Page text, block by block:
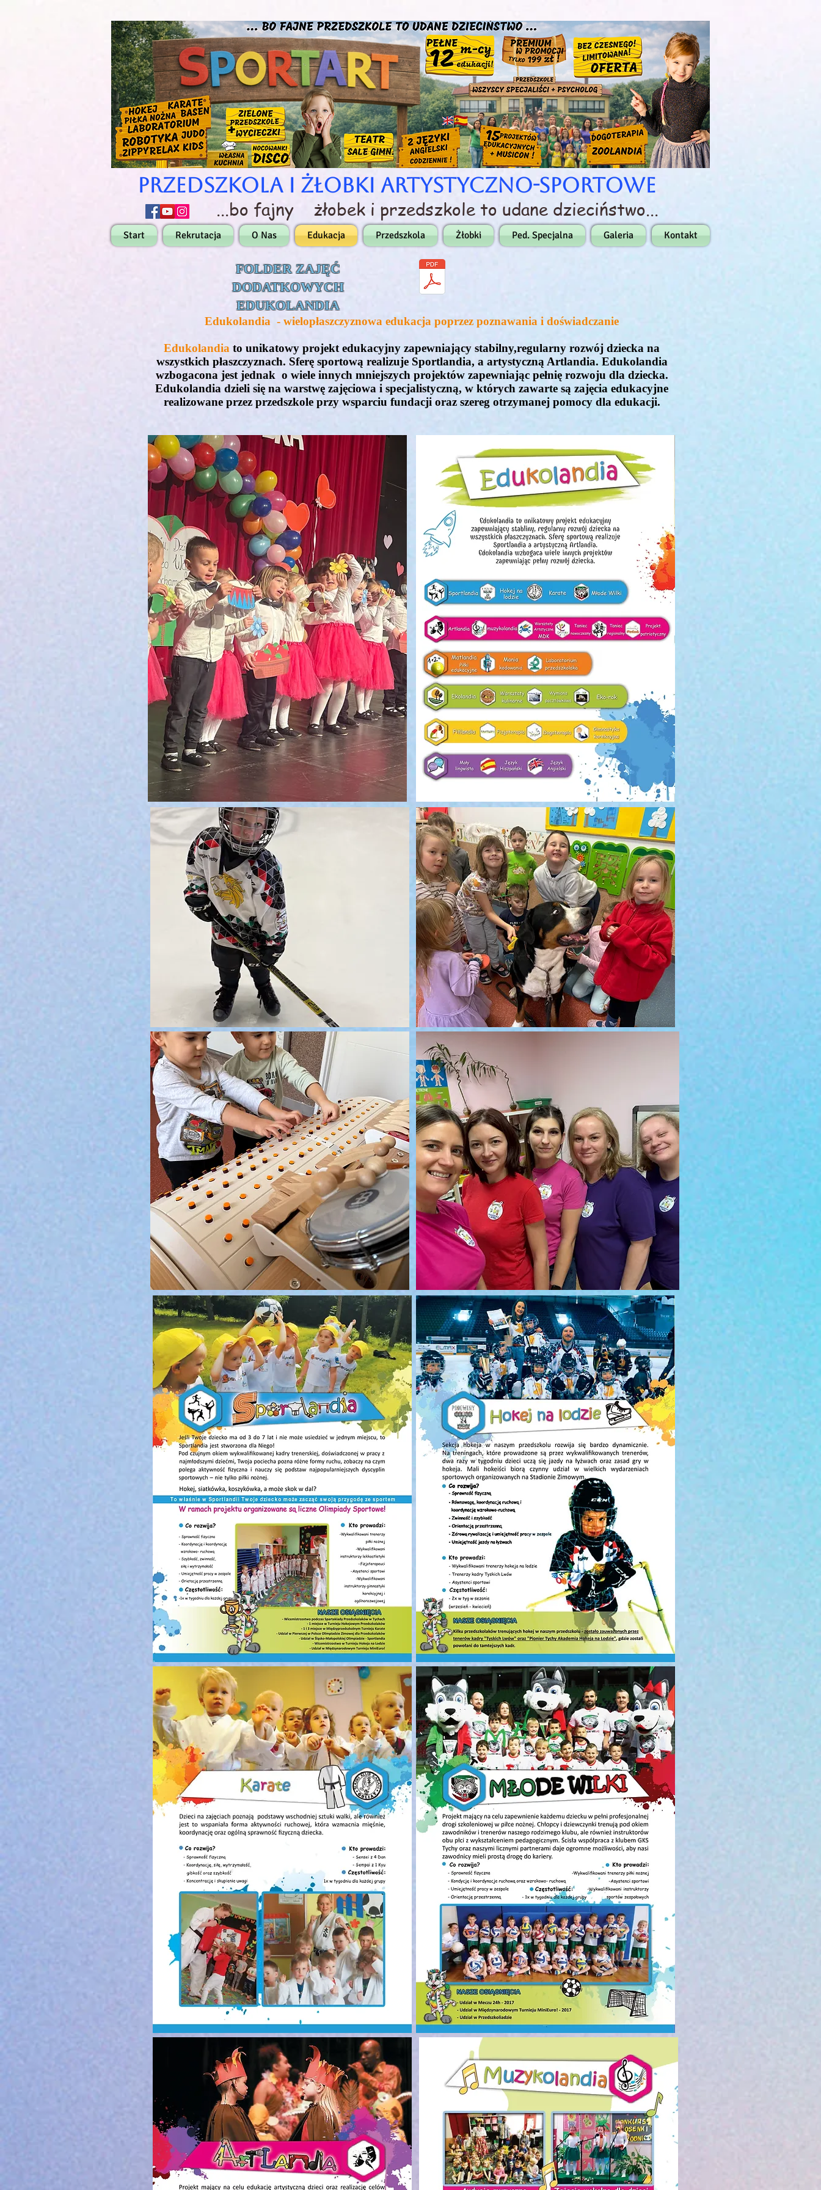
Log In
Przedszkola i Żłobki Artystyczno-Sportowe
...bo fajny żłobek i przedszkole to udane dzieciństwo...
Start Rekrutacja O Nas Edukacja Przedszkola Żłobki Ped. Specjalna Galeria Kontakt
Edukolandia - wielopłaszczyznowa edukacja poprzez poznawania i doświadczanie
Edukolandia to unikatowy projekt edukacyjny zapewniający stabilny,regularny rozwój dziecka na
wszystkich płaszczyznach. Sferę sportową realizuje Sportlandia, a artystyczną Artlandia. Edukolandia
wzbogacona jest jednak o wiele innych mniejszych projektów zapewniając pełnię rozwoju dla dziecka.
Edukolandia dzieli się na warstwę zajęciowa i specjalistyczną, w których zawarte są zajęcia edukacyjne
realizowane przez przedszkole przy wsparciu fundacji oraz szereg otrzymanej pomocy dla edukacji.
FOLDER ZAJĘĆ
DODATKOWYCH
EDUKOLANDIA